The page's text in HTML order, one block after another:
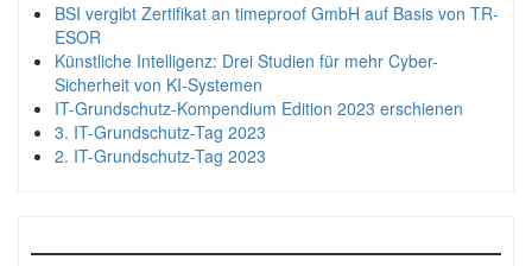
BSI vergibt Zertifikat an timeproof GmbH auf Basis von TR-
ESOR
Künstliche Intelligenz: Drei Studien für mehr Cyber-
Sicherheit von KI-Systemen
IT-Grundschutz-Kompendium Edition 2023 erschienen
3. IT-Grundschutz-Tag 2023
2. IT-Grundschutz-Tag 2023